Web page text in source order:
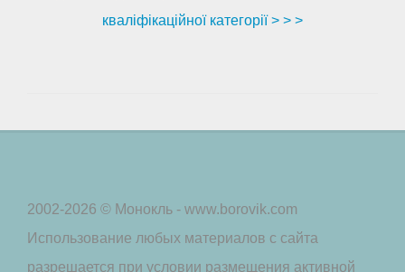
кваліфікаційної категорії > > >
2002-2026 © Монокль - www.borovik.com
Использование любых материалов с сайта
разрешается при условии размещения активной